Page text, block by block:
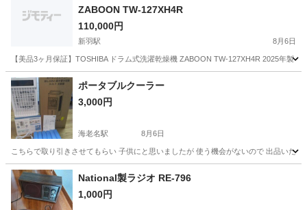
ZABOON TW-127XH4R
110,000円
新羽駅 8月6日
【美品3ヶ月保証】TOSHIBA ドラム式洗濯乾燥機 ZABOON TW-127XH4R 2025年
神奈川 横浜市 新羽駅 生活家電
ポータブルクーラー
3,000円
海老名駅 8月6日
こちらで取り引きさせてもらい 子供にと思いましたが 使う機会がないので 出品いた
神奈川 海老名市 海老名駅 季節、空調家電
National製ラジオ RE-796
1,000円